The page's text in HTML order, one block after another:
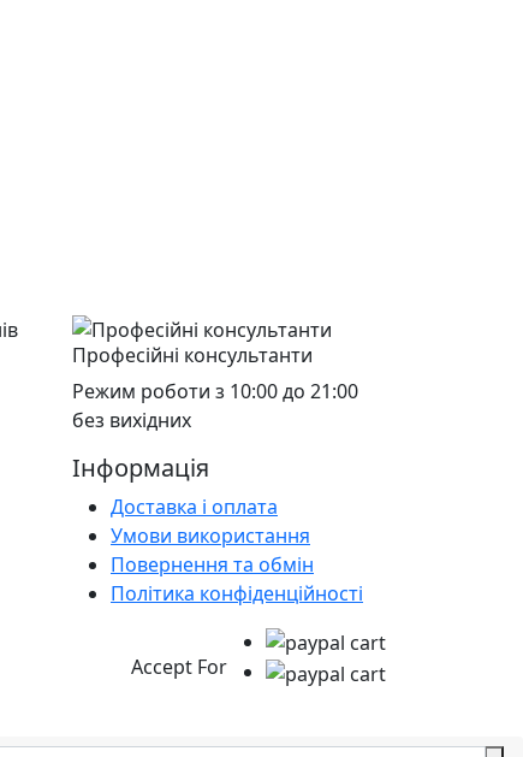
Професійні консультанти
Режим роботи з 10:00 до 21:00
без вихідних
Інформація
Доставка і оплата
Умови використання
Повернення та обмін
Політика конфіденційності
Accept For